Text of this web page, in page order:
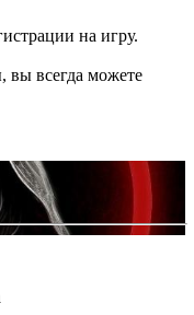
на игру.
вы всегда можете